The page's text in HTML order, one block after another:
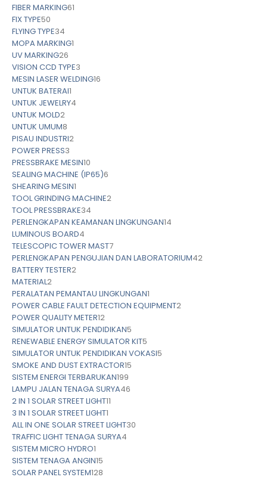
FIBER MARKING61
FIX TYPE50
FLYING TYPE34
MOPA MARKING1
UV MARKING26
VISION CCD TYPE3
MESIN LASER WELDING16
UNTUK BATERAI1
UNTUK JEWELRY4
UNTUK MOLD2
UNTUK UMUM8
PISAU INDUSTRI2
POWER PRESS3
PRESSBRAKE MESIN10
SEALING MACHINE (IP65)6
SHEARING MESIN1
TOOL GRINDING MACHINE2
TOOL PRESSBRAKE34
PERLENGKAPAN KEAMANAN LINGKUNGAN14
LUMINOUS BOARD4
TELESCOPIC TOWER MAST7
PERLENGKAPAN PENGUJIAN DAN LABORATORIUM42
BATTERY TESTER2
MATERIAL2
PERALATAN PEMANTAU LINGKUNGAN1
POWER CABLE FAULT DETECTION EQUIPMENT2
POWER QUALITY METER12
SIMULATOR UNTUK PENDIDIKAN5
RENEWABLE ENERGY SIMULATOR KIT5
SIMULATOR UNTUK PENDIDIKAN VOKASI5
SMOKE AND DUST EXTRACTOR15
SISTEM ENERGI TERBARUKAN199
LAMPU JALAN TENAGA SURYA46
2 IN 1 SOLAR STREET LIGHT11
3 IN 1 SOLAR STREET LIGHT1
ALL IN ONE SOLAR STREET LIGHT30
TRAFFIC LIGHT TENAGA SURYA4
SISTEM MICRO HYDRO1
SISTEM TENAGA ANGIN15
SOLAR PANEL SYSTEM128